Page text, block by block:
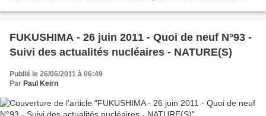
Fukushima",...
FUKUSHIMA - 26 juin 2011 - Quoi de neuf N°93 -
Suivi des actualités nucléaires - NATURE(S)
Publié le 26/06/2011 à 06:49
Par Paul Keirn